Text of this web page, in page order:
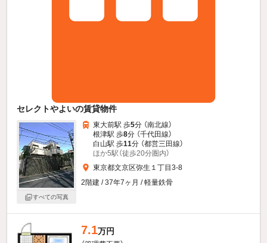
セレクトやよいの賃貸物件
すべての写真
東大前駅 歩5分 （南北線）
根津駅 歩8分 （千代田線）
白山駅 歩11分 （都営三田線）
ほか5駅（徒歩20分圏内）
東京都文京区弥生１丁目3-8
2階建 / 37年7ヶ月 / 軽量鉄骨
7.1万円